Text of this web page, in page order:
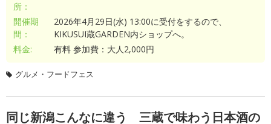
所：
開催期
間：
2026年4月29日(水) 13:00に受付をするので、
KIKUSUI蔵GARDEN内ショップへ。
料金:
有料 参加費：大人2,000円
グルメ・フードフェス
同じ新潟こんなに違う 三蔵で味わう日本酒の